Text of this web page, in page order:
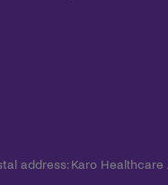
address: Karo Healthcare